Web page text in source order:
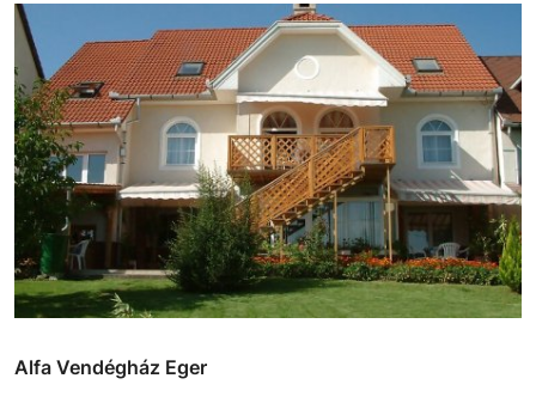
Alfa Vendégház Eger